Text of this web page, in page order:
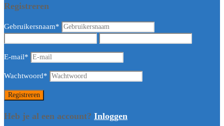
Registreren
Gebruikersnaam*
E-mail*
Wachtwoord*
Heb je al een account? Inloggen